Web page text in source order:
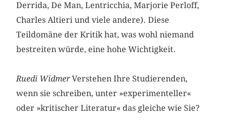
Derrida, De Man, Lentricchia, Marjorie Perloff,
Charles Altieri und viele andere). Diese
Teildomäne der Kritik hat, was wohl niemand
bestreiten würde, eine hohe Wichtigkeit.
Ruedi WidmerVerstehen Ihre Studierenden,
wenn sie schreiben, unter »experimenteller«
oder »kritischer Literatur« das gleiche wie Sie?